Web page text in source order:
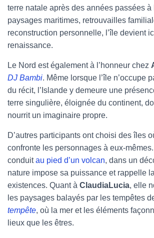
terre natale après des années passées à
paysages maritimes, retrouvailles
reconstruction personnelle, l’île devient
renaissance.
Le Nord est également à l’honneur chez
DJ Bambi. Même lorsque l’île n’occupe
du récit, l’Islande y demeure une
terre singulière, éloignée du continent,
nourrit un imaginaire propre.
D’autres participants ont choisi des îles
confronte les personnages à eux-mêmes.
conduitau pied d’un volcan, dans un
nature impose sa puissance et rappelle
existences. Quant à ClaudiaLucia, elle
les paysages balayés par les tempêtes
tempête, où la mer et les éléments
lieux que les êtres.